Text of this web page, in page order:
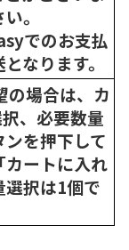
。
でのお支払
なります。
場合は、カ
、必要数量
を押下して
カートに入れ
択は1個で